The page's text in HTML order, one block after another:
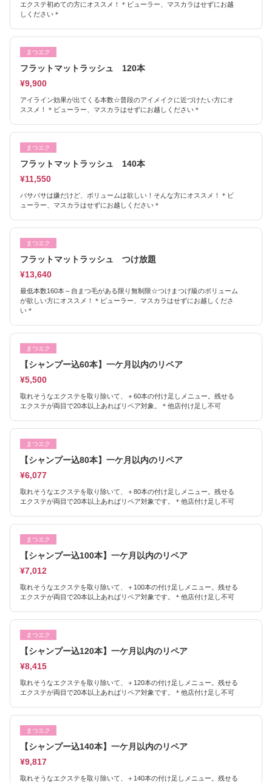
エクステ初めての方にオススメ！＊ビューラー、マスカラはせずにお越
しください＊
まつエク
フラットマットラッシュ 120本
¥9,900
アイライン効果が出てくる本数☆普段のアイメイクに近づけたい方にオ
ススメ！＊ビューラー、マスカラはせずにお越しください＊
まつエク
フラットマットラッシュ 140本
¥11,550
バサバサは嫌だけど、ボリュームは欲しい！そんな方にオススメ！＊ビ
ューラー、マスカラはせずにお越しください＊
まつエク
フラットマットラッシュ つけ放題
¥13,640
最低本数160本～自まつ毛がある限り無制限☆つけまつげ級のボリューム
が欲しい方にオススメ！＊ビューラー、マスカラはせずにお越しくださ
い＊
まつエク
【シャンプー込60本】一ケ月以内のリペア
¥5,500
取れそうなエクステを取り除いて、＋60本の付け足しメニュー。残せる
エクステが両目で20本以上あればリペア対象。＊他店付け足し不可
まつエク
【シャンプー込80本】一ケ月以内のリペア
¥6,077
取れそうなエクステを取り除いて、＋80本の付け足しメニュー。残せる
エクステが両目で20本以上あればリペア対象です。＊他店付け足し不可
まつエク
【シャンプー込100本】一ケ月以内のリペア
¥7,012
取れそうなエクステを取り除いて、＋100本の付け足しメニュー。残せる
エクステが両目で20本以上あればリペア対象です。＊他店付け足し不可
まつエク
【シャンプー込120本】一ケ月以内のリペア
¥8,415
取れそうなエクステを取り除いて、＋120本の付け足しメニュー。残せる
エクステが両目で20本以上あればリペア対象です。＊他店付け足し不可
まつエク
【シャンプー込140本】一ケ月以内のリペア
¥9,817
取れそうなエクステを取り除いて、＋140本の付け足しメニュー。残せる